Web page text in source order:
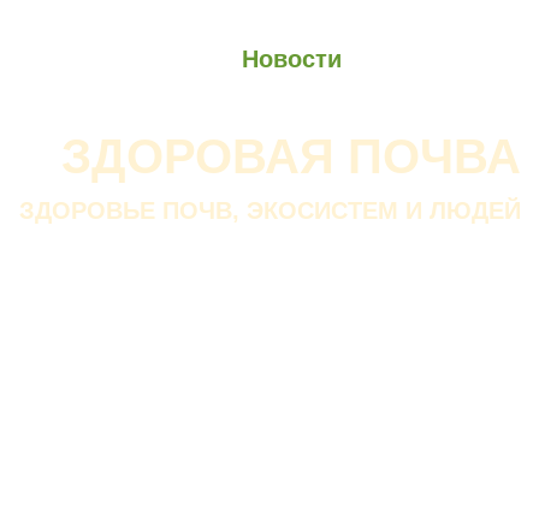
Новости
ЗДОРОВАЯ ПОЧВА
ЗДОРОВЬЕ ПОЧВ, ЭКОСИСТЕМ И ЛЮДЕЙ